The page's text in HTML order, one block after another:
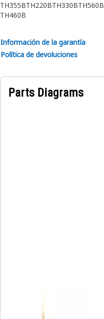
TH355BTH220BTH330BTH560B
TH460B
Información de la garantía
Política de devoluciones
Parts Diagrams